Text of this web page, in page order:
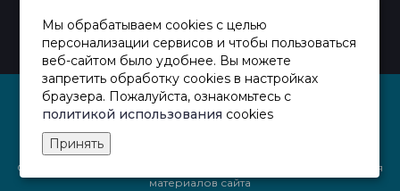
Copyright ©
2026 Все права защищены | Условия использования
материалов сайта
Мы обрабатываем cookies с целью
персонализации сервисов и чтобы пользоваться
веб-сайтом было удобнее. Вы можете
запретить обработку сookies в настройках
браузера. Пожалуйста, ознакомьтесь с
политикой использования cookies
Принять